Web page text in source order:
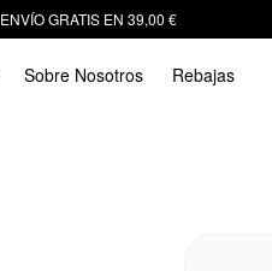
ENVÍO GRATIS EN 39,00 €
Sobre Nosotros Rebajas